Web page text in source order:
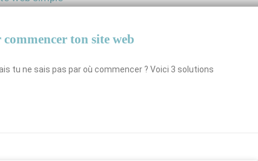
ton site web
tu ne sais pas par où commencer ? Voici 3 solutions